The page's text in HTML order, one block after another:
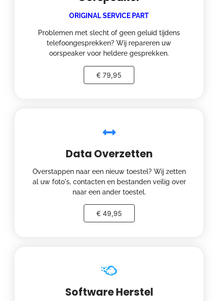
ORIGINAL SERVICE PART
Problemen met slecht of geen geluid tijdens
telefoongesprekken? Wij repareren uw
oorspeaker voor heldere gesprekken.
€ 79,95
Data Overzetten
Overstappen naar een nieuw toestel? Wij zetten
al uw foto's, contacten en bestanden veilig over
naar een ander toestel.
€ 49,95
Software Herstel